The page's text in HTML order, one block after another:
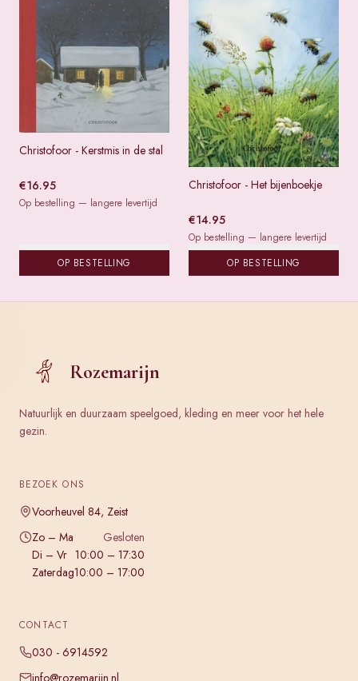
Christofoor - Kerstmis in de stal
€16.95
Op bestelling — langere levertijd
OP BESTELLING
Christofoor - Het bijenboekje
€14.95
Op bestelling — langere levertijd
OP BESTELLING
Rozemarijn
Natuurlijk en duurzaam speelgoed, kleding en meer voor het hele
gezin.
BEZOEK ONS
Voorheuvel 84, Zeist
Zo – Ma
Gesloten
Di – Vr 10:00 – 17:30
Zaterdag10:00 – 17:00
CONTACT
030 - 6914592
info@rozemarijn.nl